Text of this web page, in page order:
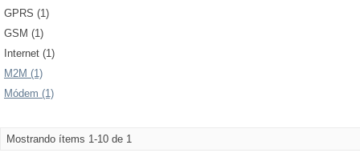
GPRS (1)
GSM (1)
Internet (1)
M2M (1)
Módem (1)
Mostrando ítems 1-10 de 1